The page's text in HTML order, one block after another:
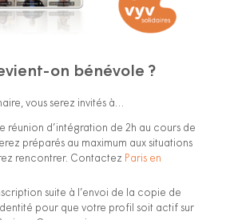
on bénévole ?
vous serez invités à…
réunion d’intégration de 2h au cours de
préparés au maximum aux situations
rencontrer. Contactez Paris en
suite à l’envoi de la copie de
pour que votre profil soit actif sur